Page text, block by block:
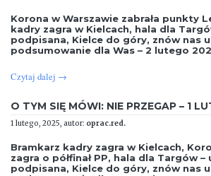
Korona w Warszawie zabrała punkty
kadry zagra w Kielcach, hala dla
podpisana, Kielce do góry, znów nas
podsumowanie dla Was – 2 lutego
Czytaj dalej →
O TYM SIĘ MÓWI: NIE PRZEGAP – 1
1 lutego, 2025, autor: oprac.red.
Bramkarz kadry zagra w Kielcach,
zagra o półfinał PP, hala dla Targów –
podpisana, Kielce do góry, znów nas